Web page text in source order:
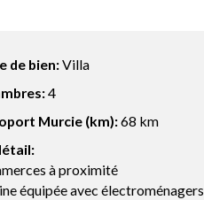
de bien:Villa
4
Murcie (km):68 km
à proximité
équipée avec électroménagers